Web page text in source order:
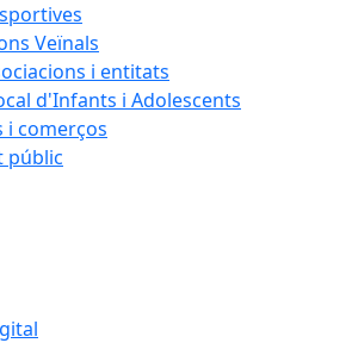
Veïnals
i entitats
d'Infants i Adolescents
i comerços
públic